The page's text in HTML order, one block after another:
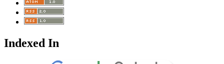
Indexed In